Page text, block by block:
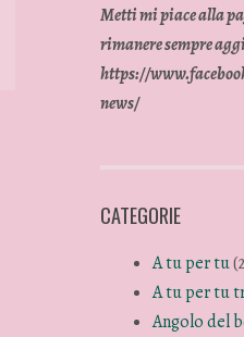
Metti mi piace alla
rimanere sempre
https://
news/
CATEGORIE
A tu per tu
A tu per tu
Angolo del